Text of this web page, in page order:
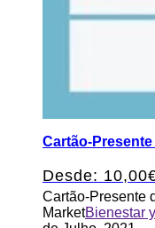
Cartão-
Desde: 10,00
Cartão-Presente
MarketBienestar